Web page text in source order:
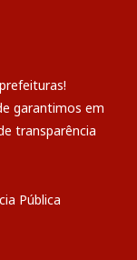
!
garantimos em
transparência
Pública